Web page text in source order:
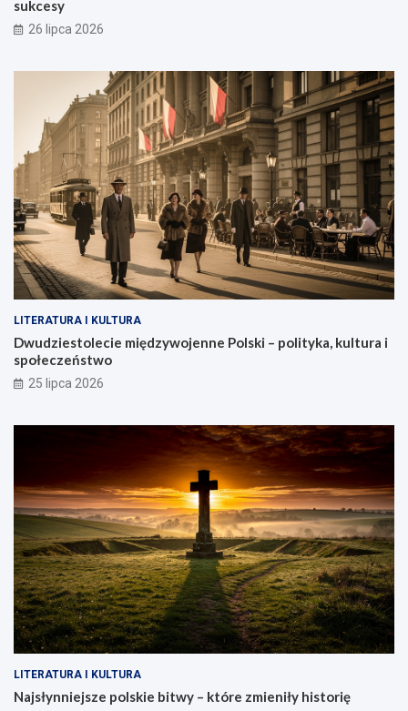
sukcesy
26 lipca 2026
LITERATURA I KULTURA
Dwudziestolecie międzywojenne Polski – polityka, kultura i
społeczeństwo
25 lipca 2026
LITERATURA I KULTURA
Najsłynniejsze polskie bitwy – które zmieniły historię